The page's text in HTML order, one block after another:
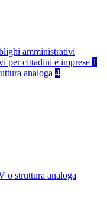
amministrativi
per cittadini e imprese 1
analoga 4
o struttura analoga